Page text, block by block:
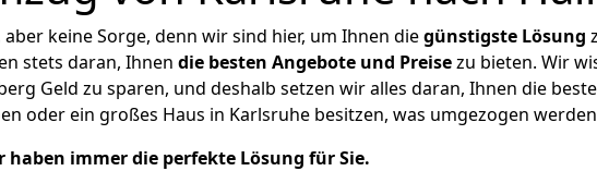
keine Sorge, denn wir sind hier, um Ihnen diegünstigste Lösung
stets daran, Ihnen die besten Angebote und Preisezu bieten. Wir
Geld zu sparen, und deshalb setzen wir alles daran, Ihnen die
oder ein großes Haus in Karlsruhe besitzen, was umgezogen
haben immer die perfekte Lösung für Sie.